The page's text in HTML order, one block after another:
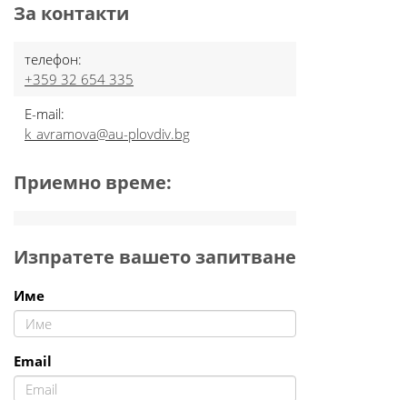
За контакти
телефон:
+359 32 654 335
E-mail:
k_avramova@au-plovdiv.bg
Приемно време:
Изпратете вашето запитване
Име
Email